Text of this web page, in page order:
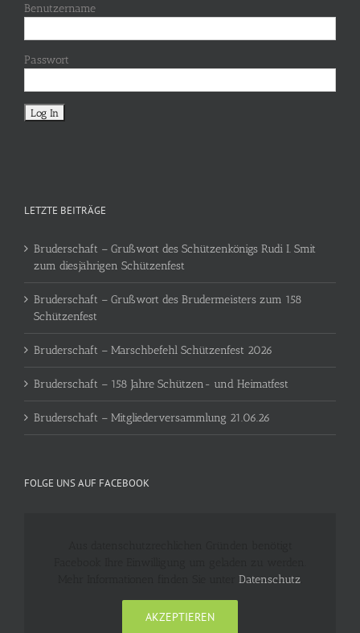
Benutzername
Passwort
LETZTE BEITRÄGE
Bruderschaft – Grußwort des Schützenkönigs Rudi I. Smit
zum diesjährigen Schützenfest
Bruderschaft – Grußwort des Brudermeisters zum 158
Schützenfest
Bruderschaft – Marschbefehl Schützenfest 2026
Bruderschaft – 158 Jahre Schützen- und Heimatfest
Bruderschaft – Mitgliederversammlung 21.06.26
FOLGE UNS AUF FACEBOOK
Datenschutz
AKZEPTIEREN